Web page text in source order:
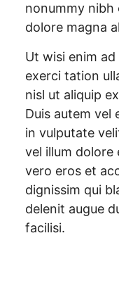
nonummy nibh
dolore magna
Ut wisi enim
exerci tation
nisl ut aliquip
Duis autem vel
in vulputate
vel illum dolore
vero eros et
dignissim qui
delenit augue
facilisi.